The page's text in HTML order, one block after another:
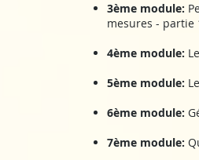
3ème module:
mesures - partie
4ème module:
5ème module:
6ème module:
7ème module: